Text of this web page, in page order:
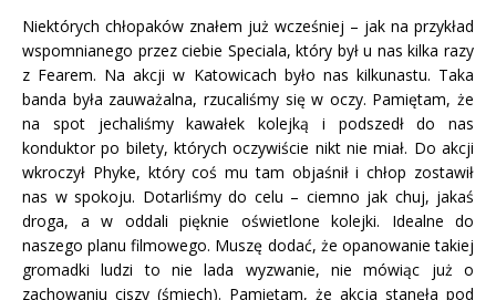
Niektórych chłopaków znałem już wcześniej – jak na przykład
wspomnianego przez ciebie Speciala, który był u nas kilka razy
z Fearem. Na akcji w Katowicach było nas kilkunastu. Taka
banda była zauważalna, rzucaliśmy się w oczy. Pamiętam, że
na spot jechaliśmy kawałek kolejką i podszedł do nas
konduktor po bilety, których oczywiście nikt nie miał. Do akcji
wkroczył Phyke, który coś mu tam objaśnił i chłop zostawił
nas w spokoju. Dotarliśmy do celu – ciemno jak chuj, jakaś
droga, a w oddali pięknie oświetlone kolejki. Idealne do
naszego planu filmowego. Muszę dodać, że opanowanie takiej
gromadki ludzi to nie lada wyzwanie, nie mówiąc już o
zachowaniu ciszy (śmiech). Pamiętam, że akcja stanęła pod